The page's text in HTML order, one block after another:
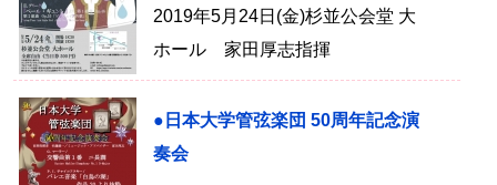
2019年5月24日(金)杉並公会堂 大
ホール 家田厚志指揮
●日本大学管弦楽団 50周年記念演
奏会